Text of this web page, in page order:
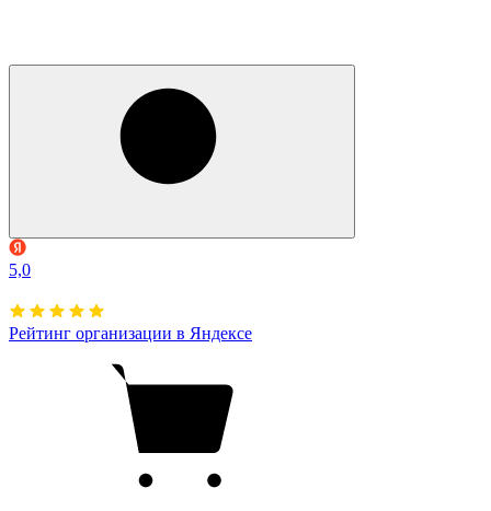
5,0
Рейтинг организации в Яндексе